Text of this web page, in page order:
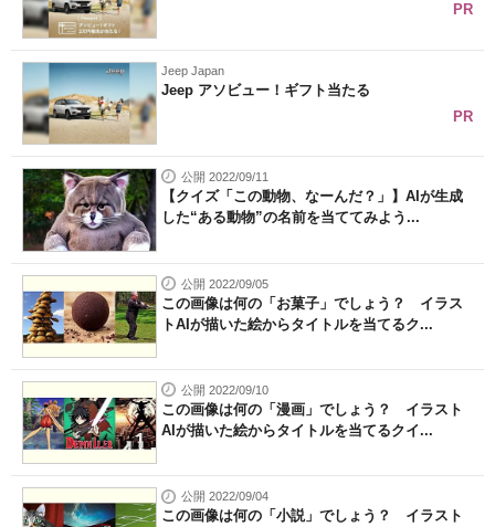
PR
Jeep Japan
Jeep アソビュー！ギフト当たる
PR
公開 2022/09/11
【クイズ「この動物、なーんだ？」】AIが生成
した“ある動物”の名前を当ててみよう...
公開 2022/09/05
この画像は何の「お菓子」でしょう？ イラス
トAIが描いた絵からタイトルを当てるク...
公開 2022/09/10
この画像は何の「漫画」でしょう？ イラスト
AIが描いた絵からタイトルを当てるクイ...
公開 2022/09/04
この画像は何の「小説」でしょう？ イラスト